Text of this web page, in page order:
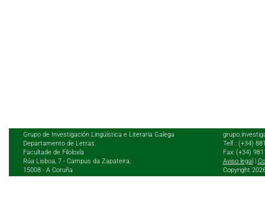
Grupo de Investigación Lingüística e Literaria Galega
Departamento de Letras.
Facultade de Filoloxía
Rúa Lisboa, 7 - Campus da Zapateira,
15008 - A Coruña
Telf.: (+34)
Fax: (+34)
Aviso legal
Copyright